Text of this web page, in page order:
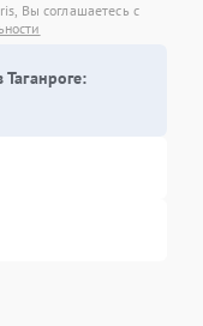
Вы соглашаетесь с